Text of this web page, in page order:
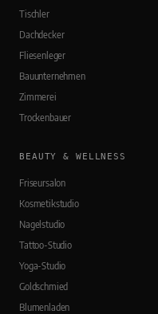
Tischler
Dachdecker
Fliesenleger
Bauunternehmen
Zimmerei
Trockenbauer
BEAUTY & WELLNESS
Friseursalon
Kosmetikstudio
Nagelstudio
Tattoo-Studio
Yoga-Studio
Goldschmied
Blumenladen